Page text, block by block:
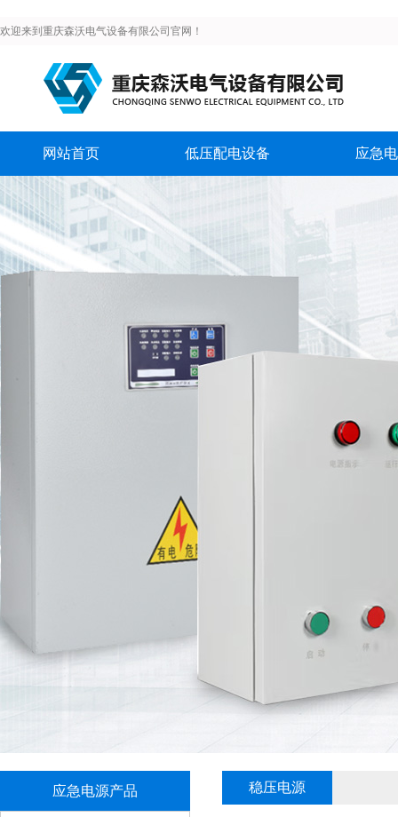
欢迎来到重庆森沃电气设备有限公司官网！
网站首页 低压配电设备 应急
应急电源产品 稳压电源